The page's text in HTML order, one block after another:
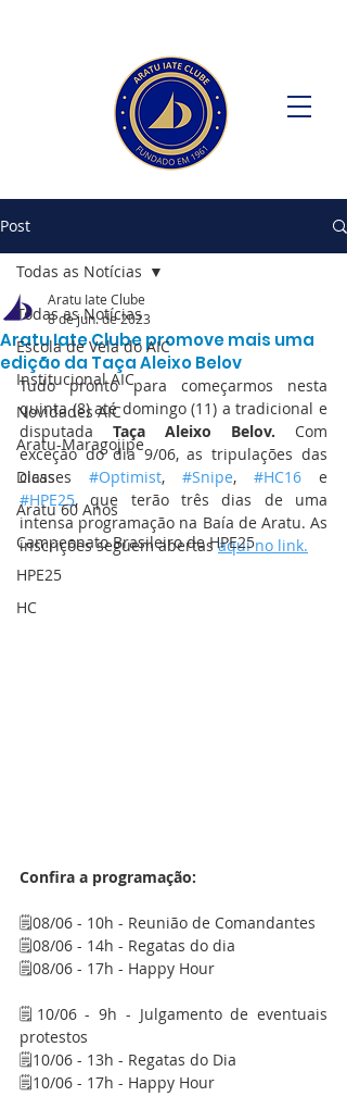
Post
Todas as Notícias
Escola de Vela do AIC
Institucional AIC
Novidades AIC
Aratu-Maragojipe
Dicas
Aratu 60 Anos
Campeonato Brasileiro de HPE25
HPE25
HC
Todas as Notícias
Aratu Iate Clube promove mais uma
edição da Taça Aleixo Belov
Aratu Iate Clube
8 de jun. de 2023
Tudo pronto para começarmos nesta
quinta (8) até domingo (11) a tradicional e
disputada Taça Aleixo Belov. Com
exceção do dia 9/06, as tripulações das
classes #Optimist, #Snipe, #HC16
#HPE25, que terão três dias de uma
intensa programação na Baía de Aratu. As
inscrições seguem abertas aqui no link.
Confira a programação:
🗒️08/06 - 10h - Reunião de Comandantes
🗒️08/06 - 14h - Regatas do dia
🗒️08/06 - 17h - Happy Hour
🗒️10/06 - 9h - Julgamento de eventuais
protestos
🗒️10/06 - 13h - Regatas do Dia
🗒️10/06 - 17h - Happy Hour